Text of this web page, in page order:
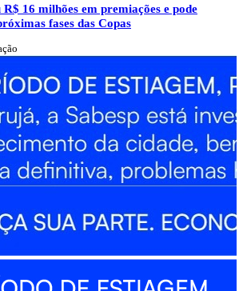
16 milhões em premiações e pode
fases das Copas